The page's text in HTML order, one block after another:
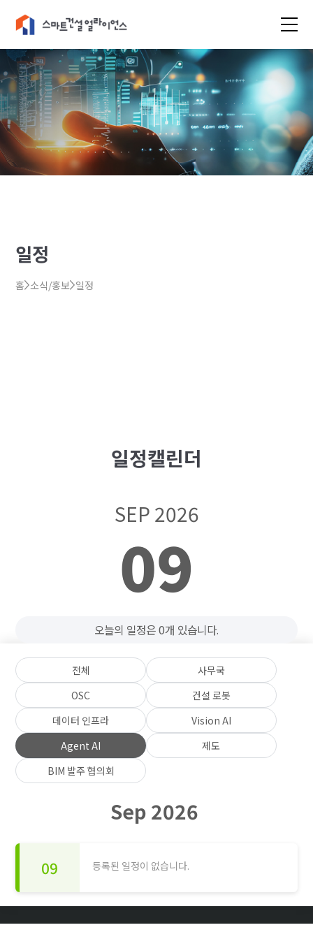
일정
홈 소식/홍보 일정
일정캘린더
SEP 2026
09
오늘의 일정은 0개 있습니다.
전체
사무국
OSC
건설 로봇
데이터 인프라
Vision AI
Agent AI
제도
BIM 발주 협의회
Sep 2026
09 등록된 일정이 없습니다.